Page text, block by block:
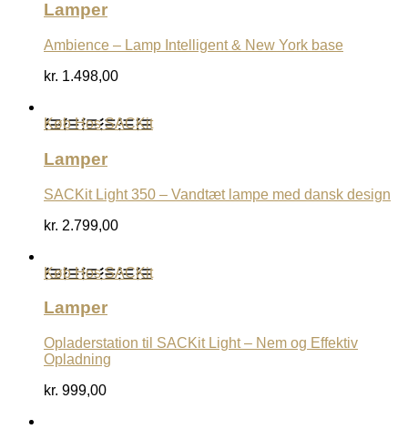
Lamper
Ambience – Lamp Intelligent & New York base
kr. 1.498,00
Køb Hos SACKit
Lamper
SACKit Light 350 – Vandtæt lampe med dansk design
kr. 2.799,00
Køb Hos SACKit
Lamper
Opladerstation til SACKit Light – Nem og Effektiv
Opladning
kr. 999,00